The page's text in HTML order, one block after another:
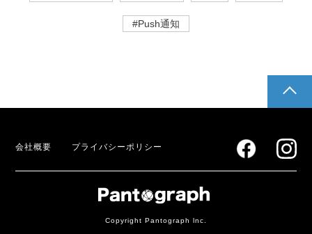
#Push通知
会社概要 プライバシーポリシー
Copyright Pantograph lnc.